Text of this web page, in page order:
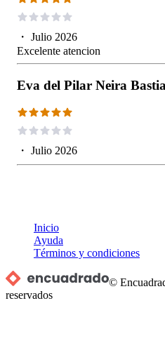
・ Julio 2026
Excelente atencion
Eva del Pilar Neira
・ Julio 2026
Inicio
Ayuda
Términos y condiciones
©
reservados